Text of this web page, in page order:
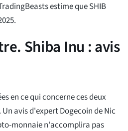
estime que SHIB
Shiba Inu : avis
en ce qui concerne ces deux
avis d'expert Dogecoin de Nic
monnaie n'accomplira pas